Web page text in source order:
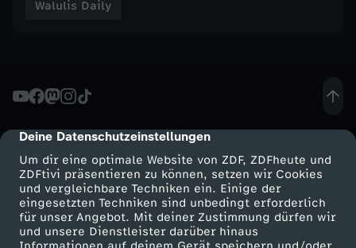
cmp-dialog-description
Deine Datenschutzeinstellungen
Um dir eine optimale Website von ZDF, ZDFheute und
ZDFtivi präsentieren zu können, setzen wir Cookies
und vergleichbare Techniken ein. Einige der
eingesetzten Techniken sind unbedingt erforderlich
für unser Angebot. Mit deiner Zustimmung dürfen wir
und unsere Dienstleister darüber hinaus
e
u
t
s
Walulis Daily
Mehr ZDF Service